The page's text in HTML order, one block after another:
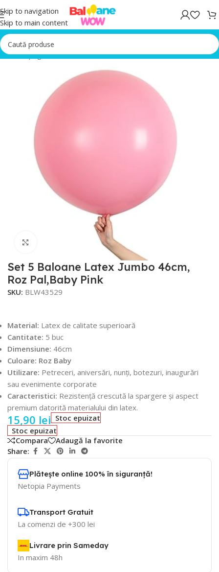
Skip to navigation
Skip to main content
Prima pagină/Seturi Baloane
Faceți click pentru a mări
Set 5 Baloane Latex Jumbo 46cm,
Roz Pal,Baby Pink
SKU: BLW43529
Material: Latex de calitate superioară
Cantitate: 5 buc
Dimensiune: 46cm
Culoare: Roz Baby
Utilizare: Petreceri, aniversări, nunți, botezuri, inaugurări
sau evenimente corporate
Caracteristici: Rezistență crescută la spargere și aspect
premium datorită materialului din latex.
15,90 lei Stoc epuizat
Stoc epuizat
Compara
Adaugă la favorite
Share:
Plătește online 100% în siguranță!
Netopia Payments
Transport Gratuit
La comenzi de +300 lei
Livrare prin Sameday
In maxim 48h